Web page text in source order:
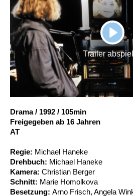
So geht’s
Filmpakete
Gutscheine
& Filmpässe
Account
PLAY
Trailer
Drama / 1992 / 105min
Freigegeben ab 16 Jahren
AT
Regie: Michael Haneke
Drehbuch: Michael Haneke
Kamera: Christian Berger
Schnitt: Marie Homolkova
Besetzung: Arno Frisch, Angela